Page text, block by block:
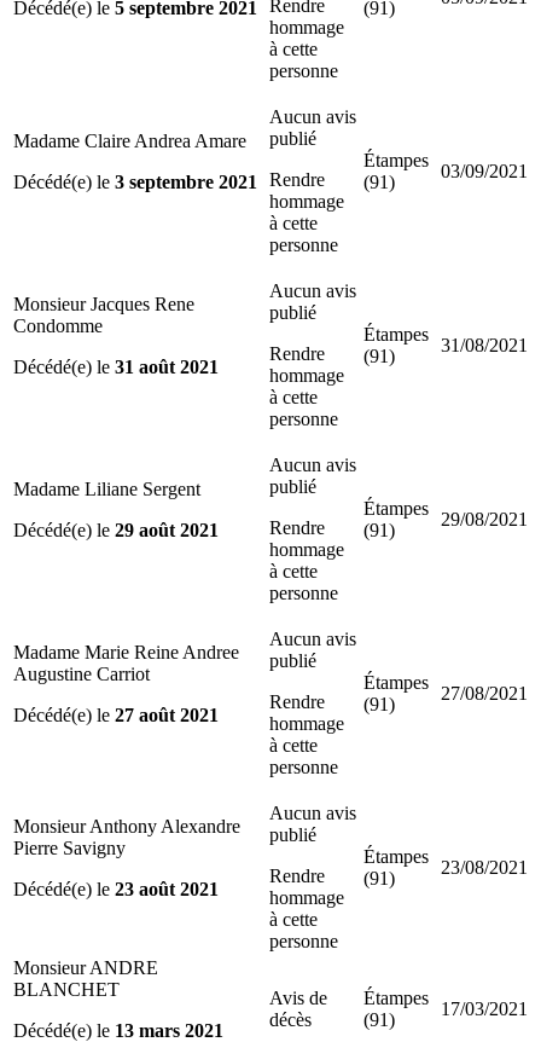
Décédé(e) le 5 septembre 2021
Rendre
hommage
à cette
personne
(91)
Madame Claire Andrea Amare
Décédé(e) le 3 septembre 2021
Aucun avis
publié
Rendre
hommage
à cette
personne
Étampes
(91)
03/09/2021
Monsieur Jacques Rene
Condomme
Décédé(e) le 31 août 2021
Aucun avis
publié
Rendre
hommage
à cette
personne
Étampes
(91)
31/08/2021
Madame Liliane Sergent
Décédé(e) le 29 août 2021
Aucun avis
publié
Rendre
hommage
à cette
personne
Étampes
(91)
29/08/2021
Madame Marie Reine Andree
Augustine Carriot
Décédé(e) le 27 août 2021
Aucun avis
publié
Rendre
hommage
à cette
personne
Étampes
(91)
27/08/2021
Monsieur Anthony Alexandre
Pierre Savigny
Décédé(e) le 23 août 2021
Aucun avis
publié
Rendre
hommage
à cette
personne
Étampes
(91)
23/08/2021
Monsieur ANDRE
BLANCHET
Décédé(e) le 13 mars 2021
Avis de
décès
Étampes
(91)
17/03/2021